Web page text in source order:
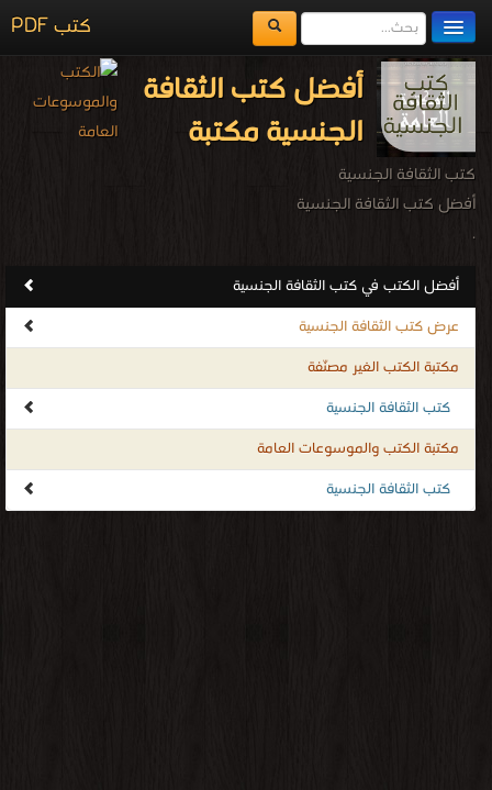
كتب PDF
مكتبة الكتب
المكتبات
يُقرأ حالياً
الفهرس
أفضل كتب الثقافة
الجنسية مكتبة
كتب الثقافة الجنسية
أفضل كتب الثقافة الجنسية
.
أفضل الكتب في كتب الثقافة الجنسية
عرض كتب الثقافة الجنسية
مكتبة الكتب الغير مصنّفة
كتب الثقافة الجنسية
مكتبة الكتب والموسوعات العامة
كتب الثقافة الجنسية